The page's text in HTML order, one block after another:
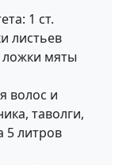
1 ст.
листьев
ложки мяты
волос и
таволги,
5 литров